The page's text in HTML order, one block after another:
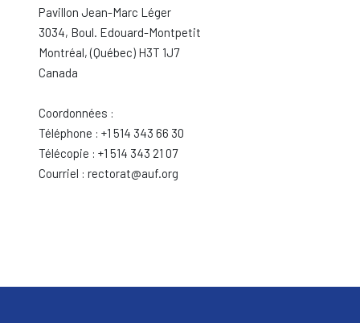
Pavillon Jean-Marc Léger
3034, Boul. Edouard-Montpetit
Montréal, (Québec) H3T 1J7
Canada
Coordonnées :
Téléphone : +1 514 343 66 30
Télécopie : +1 514 343 21 07
Courriel : rectorat@auf.org